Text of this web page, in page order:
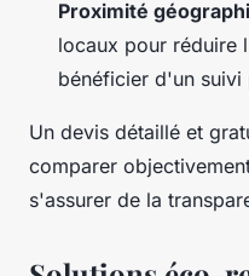
Proximité
locaux pour réduire
bénéficier d'un suivi
Un devis détaillé et
comparer
s'assurer de la